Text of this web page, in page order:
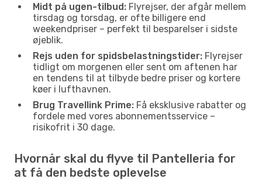
Midt på ugen-tilbud: Flyrejser, der afgår mellem
tirsdag og torsdag, er ofte billigere end
weekendpriser – perfekt til besparelser i sidste
øjeblik.
Rejs uden for spidsbelastningstider: Flyrejser
tidligt om morgenen eller sent om aftenen har
en tendens til at tilbyde bedre priser og kortere
køer i lufthavnen.
Brug Travellink Prime: Få eksklusive rabatter og
fordele med vores abonnementsservice –
risikofrit i 30 dage.
Hvornår skal du flyve til Pantelleria for
at få den bedste oplevelse